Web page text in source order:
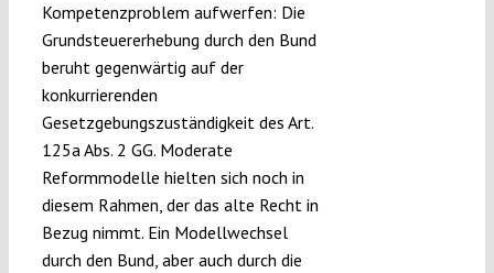
Kompetenzproblem aufwerfen: Die
Grundsteuererhebung durch den Bund
beruht gegenwärtig auf der
konkurrierenden
Gesetzgebungszuständigkeit des Art.
125a Abs. 2 GG. Moderate
Reformmodelle hielten sich noch in
diesem Rahmen, der das alte Recht in
Bezug nimmt. Ein Modellwechsel
durch den Bund, aber auch durch die